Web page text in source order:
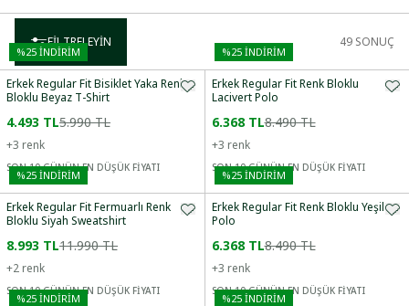
FILTRELEYIN 49 SONUÇ
%25 İNDİRİM
Erkek Regular Fit Bisiklet Yaka Renk
Bloklu Beyaz T-Shirt
4.493 TL5.990 TL
+3 renk
SON 10 GÜNÜN EN DÜŞÜK FİYATI
%25İNDİRİM
Erkek Regular Fit Renk Bloklu
Lacivert Polo
6.368 TL8.490 TL
+3 renk
SON 10 GÜNÜN EN DÜŞÜK FİYATI
%25 İNDİRİM
Erkek Regular Fit Fermuarlı Renk
Bloklu Siyah Sweatshirt
8.993 TL11.990 TL
+2 renk
SON 10 GÜNÜN EN DÜŞÜK FİYATI
%25İNDİRİM
Erkek Regular Fit Renk Bloklu Yeşil
Polo
6.368 TL8.490 TL
+3 renk
SON 10 GÜNÜN EN DÜŞÜK FİYATI
%25 İNDİRİM %25İNDİRİM